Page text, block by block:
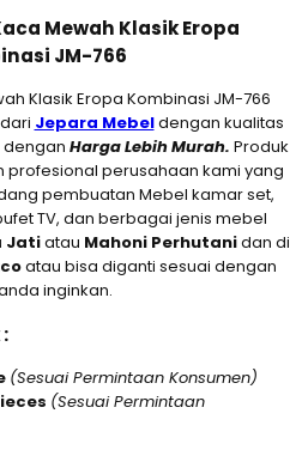
Mewah Klasik Eropa
JM-766
Klasik Eropa Kombinasi JM-766
Jepara Mebeldengan kualitas
dengan Harga Lebih Murah. Produk
profesional perusahaan kami yang
pembuatan Mebel kamar set,
TV, dan berbagai jenis mebel
Jatiatau Mahoni Perhutanidan di
atau bisa diganti sesuai dengan
inginkan.
(Sesuai Permintaan Konsumen)
(Sesuai Permintaan